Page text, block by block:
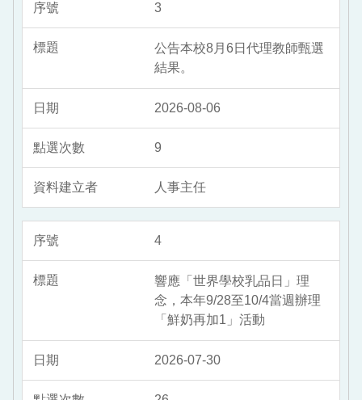
3
公告本校8月6日代理教師甄選
結果。
2026-08-06
9
人事主任
4
響應「世界學校乳品日」理
念，本年9/28至10/4當週辦理
「鮮奶再加1」活動
2026-07-30